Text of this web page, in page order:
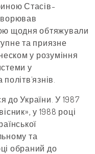
Стасів-
щодня обтяжували
та приязне
у розуміння
у
до України. У 1987
у 1988 році
та
обраний до